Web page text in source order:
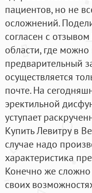
пациентов, но не
осложнений.
согласен с
области, где
предварительный
осуществляется
почте. На
эректильной
уступает
Купить Левитру в
случае надо
характеристика
Конечно же сложно
своих